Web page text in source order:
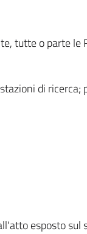
tutte o parte
di
esposto